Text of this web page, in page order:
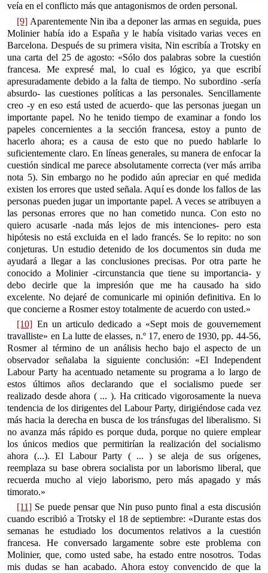
veía en el conflicto más que antagonismos de orden personal.
[9] Aparentemente Nin iba a deponer las armas en seguida, pues
Molinier había ido a España y le había visitado varias veces en
Barcelona. Después de su primera visita, Nin escribía a Trotsky en
una carta del 25 de agosto: «Sólo dos palabras sobre la cuestión
francesa. Me expresé mal, lo cual es lógico, ya que escribí
apresuradamente debido a la falta de tiempo. No subordino -sería
absurdo- las cuestiones políticas a las personales. Sencillamente
creo -y en eso está usted de acuerdo- que las personas juegan un
importante papel. No he tenido tiempo de examinar a fondo los
papeles concernientes a la sección francesa, estoy a punto de
hacerlo ahora; es a causa de esto que no puedo hablarle lo
suficientemente claro. En líneas generales, su manera de enfocar la
cuestión sindical me parece absolutamente correcta (ver más arriba
nota 5). Sin embargo no he podido aún apreciar en qué medida
existen los errores que usted señala. Aquí es donde los fallos de las
personas pueden jugar un importante papel. A veces se atribuyen a
las personas errores que no han cometido nunca. Con esto no
quiero acusarle -nada más lejos de mis intenciones- pero esta
hipótesis no está excluida en el lado francés. Se lo repito: no son
conjeturas. Un estudio detenido de los documentos sin duda me
ayudará a llegar a las conclusiones precisas. Por otra parte he
conocido a Molinier -circunstancia que tiene su importancia- y
debo decirle que la impresión que me ha causado ha sido
excelente. No dejaré de comunicarle mi opinión definitiva. En lo
que concierne a Rosmer estoy totalmente de acuerdo con usted.»
[10] En un articulo dedicado a «Sept mois de gouvernement
travalliste» en La lutte de elasses, n.º 17, enero de 1930, pp. 44-56,
Rosmer al término de un análisis hecho bajo el aspecto de un
observador señalaba la siguiente conclusión: «El Independent
Labour Party ha acentuado netamente su programa a lo largo de
estos últimos años declarando que el socialismo puede ser
realizado desde ahora ( ... ). Ha criticado vigorosamente la nueva
tendencia de los dirigentes del Labour Party, dirigiéndose cada vez
más hacia la derecha en busca de los tránsfugas del liberalismo. Si
no avanza más rápido es porque duda, porque no quiere emplear
los únicos medios que permitirían la realización del socialismo
ahora (...). El Labour Party ( ... ) se aleja de sus orígenes,
reemplaza su base obrera socialista por un laborismo liberal, que
recuerda mucho al viejo laborismo, pero más apagado y más
timorato.»
[11] Se puede pensar que Nin puso punto final a esta discusión
cuando escribió a Trotsky el 18 de septiembre: «Durante estas dos
semanas he estudiado los documentos relativos a la cuestión
francesa. He conversado largamente sobre este problema con
Molinier, que, como usted sabe, ha estado entre nosotros. Todas
mis dudas se han acabado. Ahora estoy convencido de que la